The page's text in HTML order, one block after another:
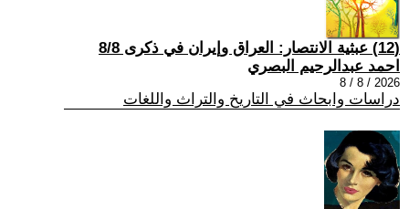
(12) عبثية الانتصار: العراق وإيران في ذكرى 8/8
احمد عبدالرحيم البصري
2026 / 8 / 8
دراسات وابحاث في التاريخ والتراث واللغات